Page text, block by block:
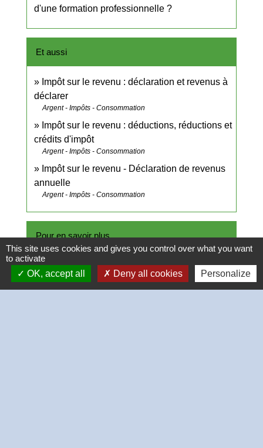
d'une formation professionnelle ?
Et aussi
Impôt sur le revenu : déclaration et revenus à
déclarer
Argent - Impôts - Consommation
Impôt sur le revenu : déductions, réductions et
crédits d'impôt
Argent - Impôts - Consommation
Impôt sur le revenu - Déclaration de revenus
annuelle
Argent - Impôts - Consommation
Pour en savoir plus
Site des impôtsopen_in_new
Ministère chargé des finances
This site uses cookies and gives you control over what you want
to activate
OK, accept all
Deny all cookies Personalize